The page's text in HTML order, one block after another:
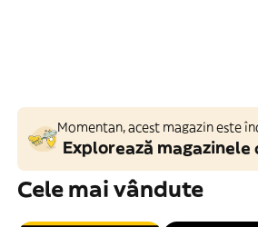
Momentan, acest magazin este
Explorează
Cele mai vândute